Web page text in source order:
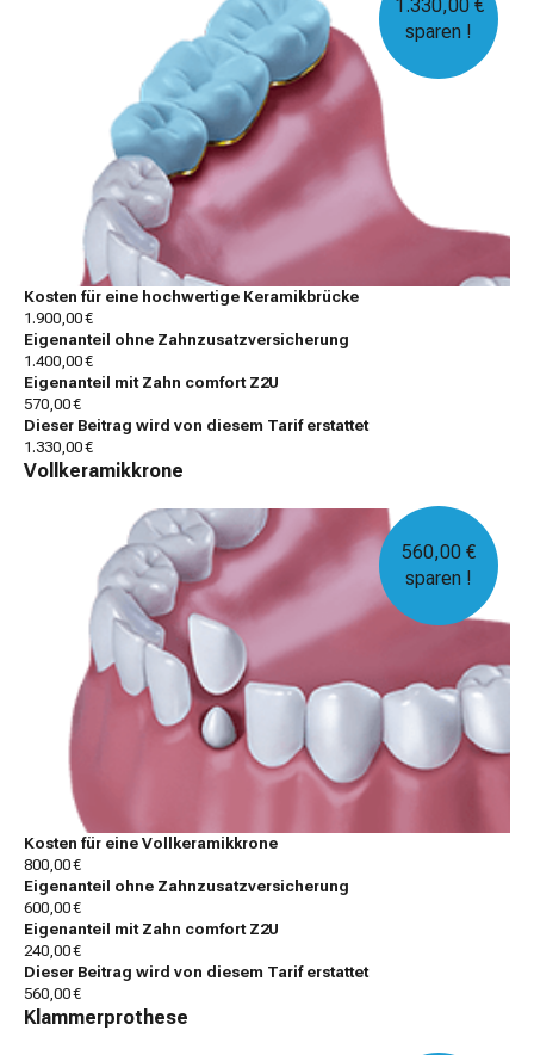
1.330,00 €
sparen !
Kosten für eine hochwertige Keramikbrücke
1.900,00 €
Eigenanteil ohne Zahnzusatzversicherung
1.400,00 €
Eigenanteil mit Zahn comfort Z2U
570,00 €
Dieser Beitrag wird von diesem Tarif erstattet
1.330,00 €
Vollkeramikkrone
560,00 €
sparen !
Kosten für eine Vollkeramikkrone
800,00 €
Eigenanteil ohne Zahnzusatzversicherung
600,00 €
Eigenanteil mit Zahn comfort Z2U
240,00 €
Dieser Beitrag wird von diesem Tarif erstattet
560,00 €
Klammerprothese